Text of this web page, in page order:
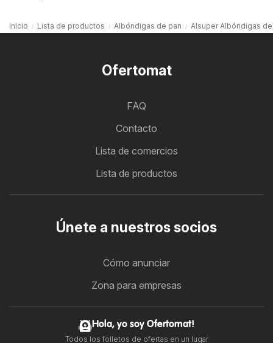
Inicio Lista de productos Albóndigas de pan Alsuper Albóndigas
Ofertomat
FAQ
Contacto
Lista de comercios
Lista de productos
Únete a nuestros socios
Cómo anunciar
Zona para empresas
Hola, yo soy Ofertomat!
Todos los folletos de ofertas en un lugar